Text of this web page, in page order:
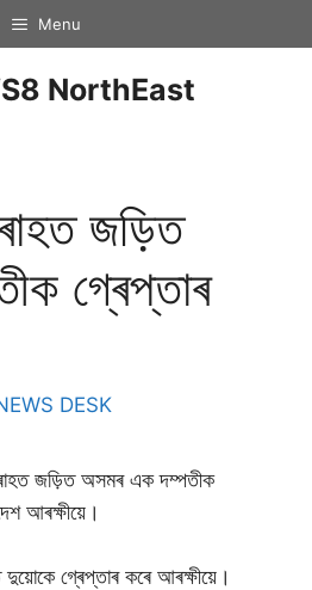
Menu
NorthEast
জড়িত
গ্ৰেপ্তাৰ
DESK
জড়িত অসমৰ এক দম্পতীক
আৰক্ষীয়ে।
গ্ৰেপ্তাৰ কৰে আৰক্ষীয়ে।